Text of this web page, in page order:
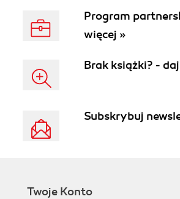
Program
więcej »
Brak książki? -
Subskrybuj
Twoje Konto